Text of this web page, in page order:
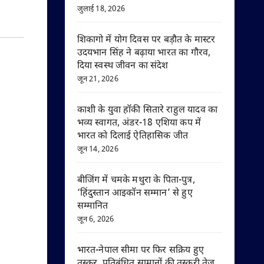
जुलाई 18, 2026
शिकागो में योग दिवस पर बड़ौत के मास्टर
उदयभान सिंह ने बढ़ाया भारत का गौरव,
दिया स्वस्थ जीवन का संदेश
जून 21, 2026
काशी के युवा हॉकी सितारे राहुल यादव का
भव्य स्वागत, अंडर-18 एशिया कप में
भारत को दिलाई ऐतिहासिक जीत
जून 14, 2026
बीजिंग में चमके मथुरा के पिता-पुत्र,
‘हिंदुस्तान आइकॉन सम्मान’ से हुए
सम्मानित
जून 6, 2026
भारत-नेपाल सीमा पर फिर सक्रिय हुए